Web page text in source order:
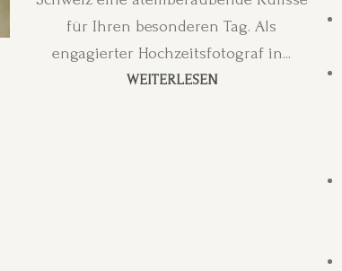
für Ihren besonderen Tag. Als
engagierter Hochzeitsfotograf in...
WEITERLESEN